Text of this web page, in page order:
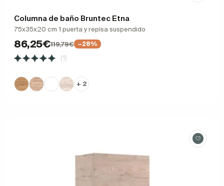
Columna de baño Bruntec Etna
75x35x20 cm 1 puerta y repisa suspendido
86,25€119,79€ −28%
(1)
+ 2